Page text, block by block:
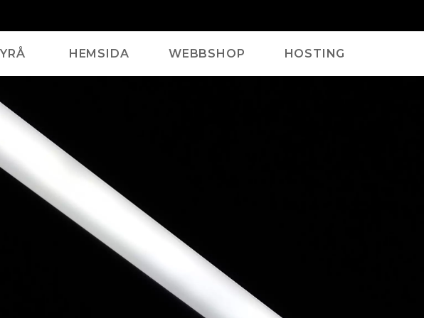
HEMSIDA WEBBSHOP HOSTING